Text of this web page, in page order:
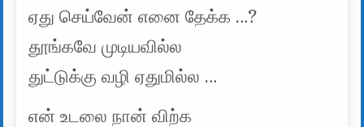
ஏது செய்வேன் எனை தேக்க …?
தூங்கவே முடியவில்ல
துட்டுக்கு வழி ஏதுமில்ல …
என் உடலை நான் விற்க